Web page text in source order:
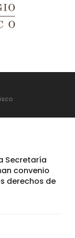
Secretaría
convenio
derechos de